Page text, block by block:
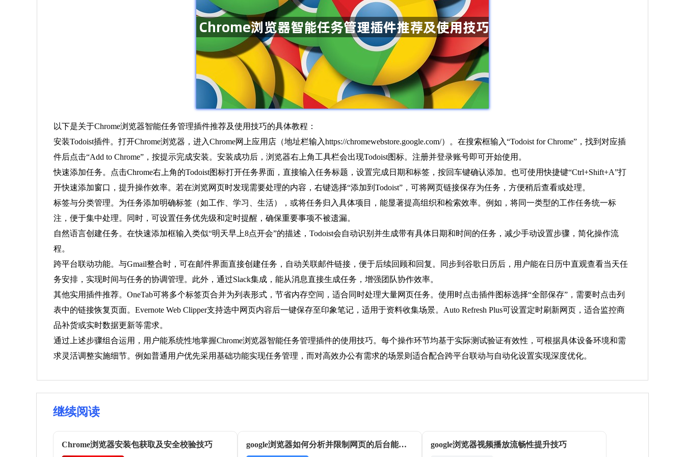
以下是关于Chrome浏览器智能任务管理插件推荐及使用技巧的具体教程：
安装Todoist插件。打开Chrome浏览器，进入Chrome网上应用店（地址栏输入https://chromewebstore.google.com/）。在搜索框输入“Todoist for Chrome”，找到对应插
件后点击“Add to Chrome”，按提示完成安装。安装成功后，浏览器右上角工具栏会出现Todoist图标。注册并登录账号即可开始使用。
快速添加任务。点击Chrome右上角的Todoist图标打开任务界面，直接输入任务标题，设置完成日期和标签，按回车键确认添加。也可使用快捷键“Ctrl+Shift+A”打
开快速添加窗口，提升操作效率。若在浏览网页时发现需要处理的内容，右键选择“添加到Todoist”，可将网页链接保存为任务，方便稍后查看或处理。
标签与分类管理。为任务添加明确标签（如工作、学习、生活），或将任务归入具体项目，能显著提高组织和检索效率。例如，将同一类型的工作任务统一标
注，便于集中处理。同时，可设置任务优先级和定时提醒，确保重要事项不被遗漏。
自然语言创建任务。在快速添加框输入类似“明天早上8点开会”的描述，Todoist会自动识别并生成带有具体日期和时间的任务，减少手动设置步骤，简化操作流
程。
跨平台联动功能。与Gmail整合时，可在邮件界面直接创建任务，自动关联邮件链接，便于后续回顾和回复。同步到谷歌日历后，用户能在日历中直观查看当天任
务安排，实现时间与任务的协调管理。此外，通过Slack集成，能从消息直接生成任务，增强团队协作效率。
其他实用插件推荐。OneTab可将多个标签页合并为列表形式，节省内存空间，适合同时处理大量网页任务。使用时点击插件图标选择“全部保存”，需要时点击列
表中的链接恢复页面。Evernote Web Clipper支持选中网页内容后一键保存至印象笔记，适用于资料收集场景。Auto Refresh Plus可设置定时刷新网页，适合监控商
品补货或实时数据更新等需求。
通过上述步骤组合运用，用户能系统性地掌握Chrome浏览器智能任务管理插件的使用技巧。每个操作环节均基于实际测试验证有效性，可根据具体设备环境和需
求灵活调整实施细节。例如普通用户优先采用基础功能实现任务管理，而对高效办公有需求的场景则适合配合跨平台联动与自动化设置实现深度优化。
继续阅读
Chrome浏览器安装包获取及安全校验技巧 google浏览器如何分析并限制网页的后台能耗资源 google浏览器视频播放流畅性提升技巧